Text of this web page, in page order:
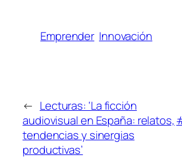
Emprender Innovación
← Lecturas: ‘La ficción
audiovisual en España: relatos,
tendencias y sinergias
productivas’